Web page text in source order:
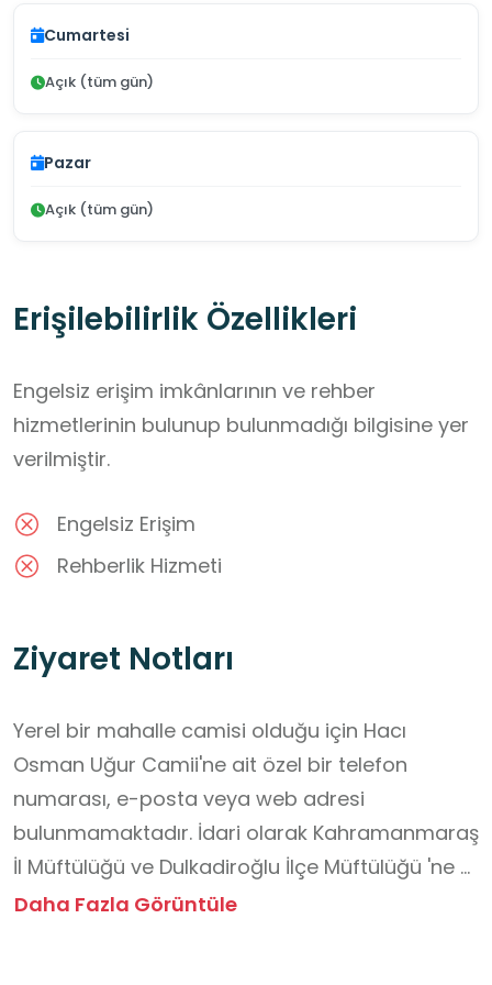
Cumartesi
Açık (tüm gün)
Pazar
Açık (tüm gün)
Erişilebilirlik Özellikleri
Engelsiz erişim imkânlarının ve rehber
hizmetlerinin bulunup bulunmadığı bilgisine yer
verilmiştir.
Engelsiz Erişim
Rehberlik Hizmeti
Ziyaret Notları
Yerel bir mahalle camisi olduğu için Hacı
Osman Uğur Camii'ne ait özel bir telefon
numarası, e-posta veya web adresi
bulunmamaktadır. İdari olarak Kahramanmaraş
İl Müftülüğü ve Dulkadiroğlu İlçe Müftülüğü 'ne
bağlıdır. Gerekli durumlarda bu kurumlarla
Daha Fazla Görüntüle